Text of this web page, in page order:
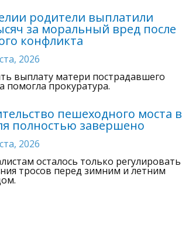
родители выплатили
за моральный вред после
конфликта
2026
выплату матери пострадавшего
помогла прокуратура.
пешеходного моста в
полностью завершено
2026
осталось только регулировать
тросов перед зимним и летним